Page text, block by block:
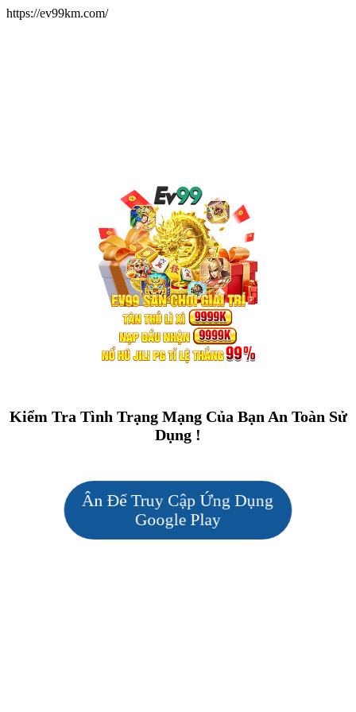
https://ev99km.com/
Kiểm Tra Tình Trạng Mạng Của Bạn An Toàn Sử
Dụng !
Ân Để Truy Cập Ứng Dụng
Google Play